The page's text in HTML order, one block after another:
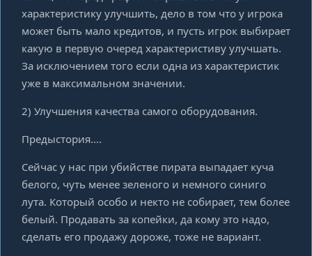
характеристику улучшить, дело в том что у игрока
может быть мало кредитов, и пусть игрок выбирает
какую в первую очеред характеристиву улучшать.
За исключением того если одна из характеристик
уже в максимальном значении.
2) Улучшения качества самого оборудования.
Предыстория….
Сейчас у нас при убийстве пирата выпадает куча
белого, чуть менее зеленого и немного синиго
лута. Который особо и некто не собирает, тем более
белый. Продавать за копейки, да кому это надо,
сделать его продажу дороже, тоже не вариант.